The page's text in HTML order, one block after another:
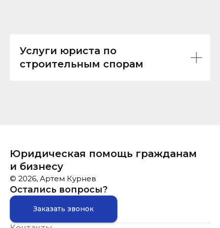
Услуги юриста по
строительным спорам
Юридическая помощь гражданам
и бизнесу
© 2026, Артем Курнев
Остались вопросы?
Заказать звонок